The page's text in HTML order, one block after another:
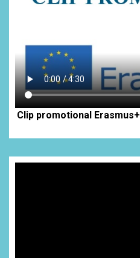
Clip promotional Erasmus+